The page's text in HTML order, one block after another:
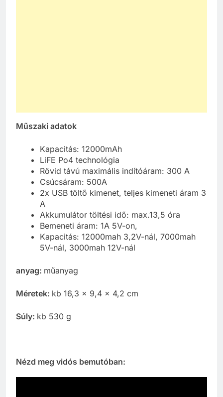
Műszaki adatok
Kapacitás: 12000mAh
LiFE Po4 technológia
Rövid távú maximális indítóáram: 300 A
Csúcsáram: 500A
2x USB töltő kimenet, teljes kimeneti áram 3
A
Akkumulátor töltési idő: max.13,5 óra
Bemeneti áram: 1A 5V-on,
Kapacitás: 12000mah 3,2V-nál, 7000mah
5V-nál, 3000mah 12V-nál
anyag: műanyag
Méretek: kb 16,3 x 9,4 x 4,2 cm
Súly: kb 530 g
Nézd meg vidós bemutóban: